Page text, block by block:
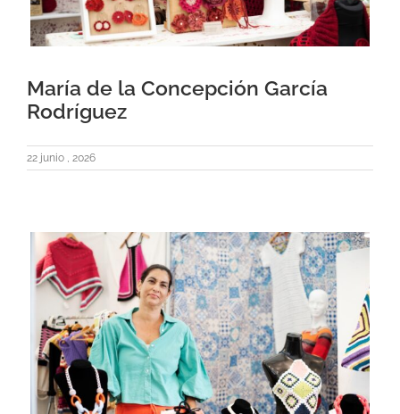
María de la Concepción García
Rodríguez
22 junio , 2026